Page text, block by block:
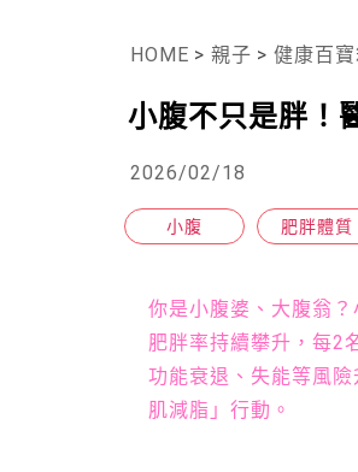
HOME > 親子 > 健康百
小腹不只是胖！
2026/02/18
小腹 肥胖體質
你是小腹婆、大腹翁
肥胖率持續攀升，每2
功能衰退、失能等風
肌減脂」行動。